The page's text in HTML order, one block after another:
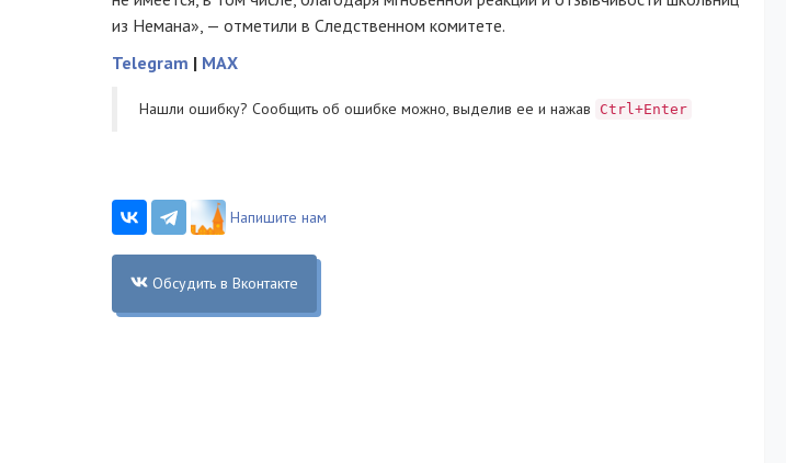
из Немана», — отметили в Следственном комитете.
Telegram | MAX
Нашли ошибку? Cообщить об ошибке можно, выделив ее и нажав Ctrl+Enter
Напишите нам
Обсудить в Вконтакте